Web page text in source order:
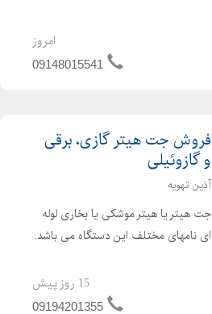
تیغه های تعبیه شده ثابت در بدنه و تیغه
امروز
09148015541
فروش جت هیتر گازی، برقی
و گازوئیلی
آذین تهویه
جت هیتر یا هیتر موشکی یا بخاری لوله
ای نامهای مختلف این دستگاه می باشد.
گرم کردن سالن های تولید ، دامداری ها،
مرغداری ها و گلخانه ها می باشد. از جت
15 روز پیش
09194201355